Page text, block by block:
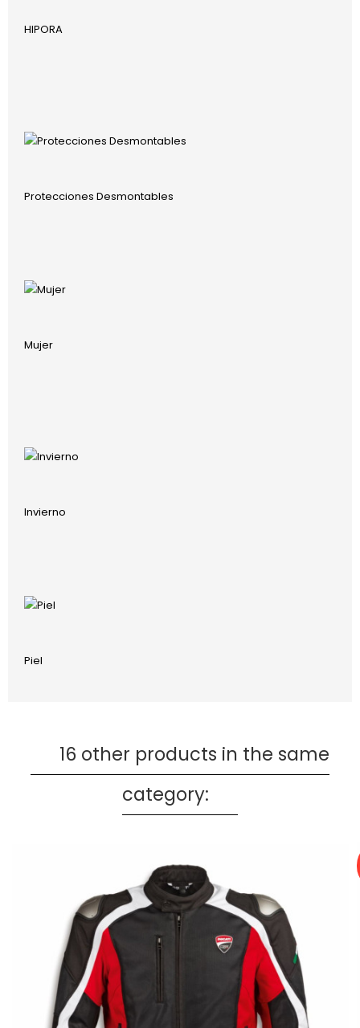
HIPORA
Protecciones Desmontables
Mujer
Invierno
Piel
16 other products in the same
category: